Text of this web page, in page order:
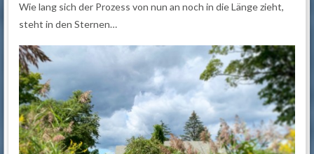
Wie lang sich der Prozess von nun an noch in die Länge zieht,
steht in den Sternen…